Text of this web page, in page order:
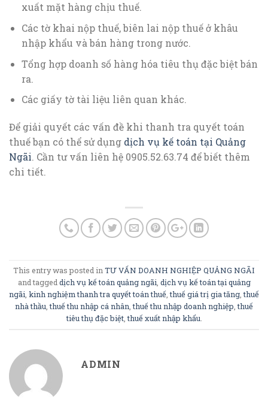
xuất mặt hàng chịu thuế.
Các tờ khai nộp thuế, biên lai nộp thuế ở khâu
nhập khẩu và bán hàng trong nước.
Tổng hợp doanh số hàng hóa tiêu thụ đặc biệt bán
ra.
Các giấy tờ tài liệu liên quan khác.
Để giải quyết các vấn đề khi thanh tra quyết toán
thuế bạn có thể sử dụng dịch vụ kế toán tại Quảng
Ngãi. Cần tư vấn liên hệ 0905.52.63.74 để biết thêm
chi tiết.
This entry was posted inTƯ VẤN DOANH NGHIỆP QUẢNG NGÃI
and taggeddịch vụ kế toán quảng ngãi, dịch vụ kế toán tại quảng
ngãi, kinh nghiệm thanh tra quyết toán thuế,thuế giá trị gia tăng,thuế
nhà thầu,thuế thu nhập cá nhân,thuế thu nhập doanh nghiệp,thuế
tiêu thụ đặc biệt,thuế xuất nhập khẩu.
ADMIN